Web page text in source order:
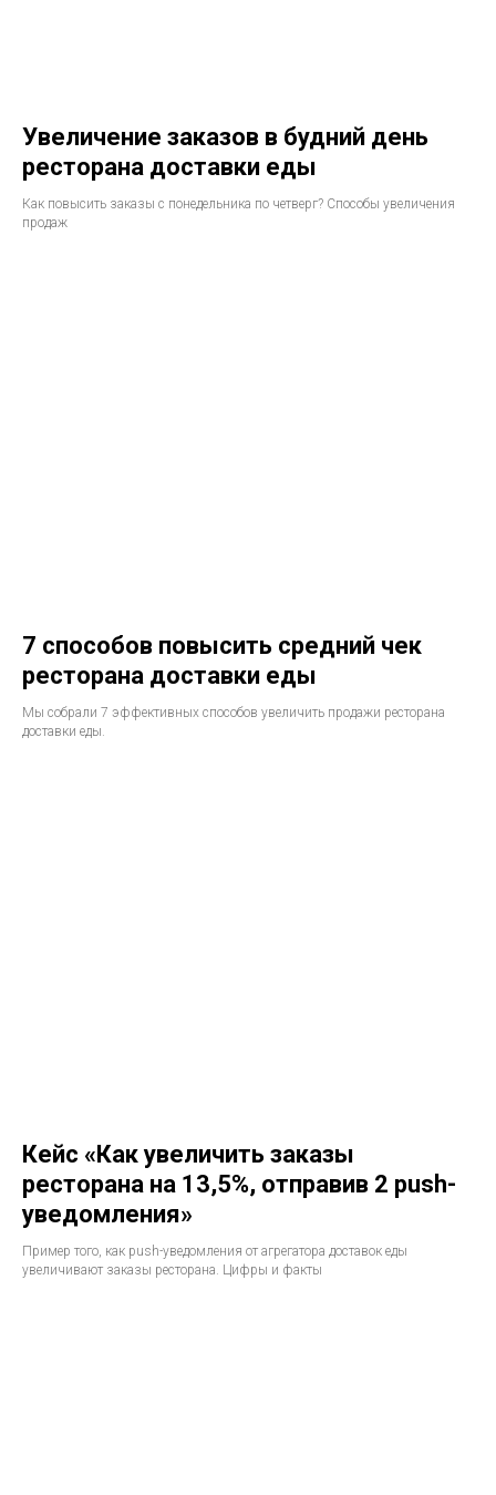
Увеличение заказов в будний день
ресторана доставки еды
Как повысить заказы с понедельника по четверг? Способы увеличения
продаж
7 способов повысить средний чек
ресторана доставки еды
Мы собрали 7 эффективных способов увеличить продажи ресторана
доставки еды.
Кейс «Как увеличить заказы
ресторана на 13,5%, отправив 2 push-
уведомления»
Пример того, как push-уведомления от агрегатора доставок еды
увеличивают заказы ресторана. Цифры и факты